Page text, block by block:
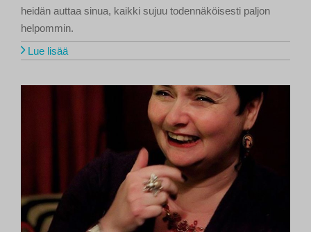
heidän auttaa sinua, kaikki sujuu todennäköisesti paljon
helpommin.
Lue lisää